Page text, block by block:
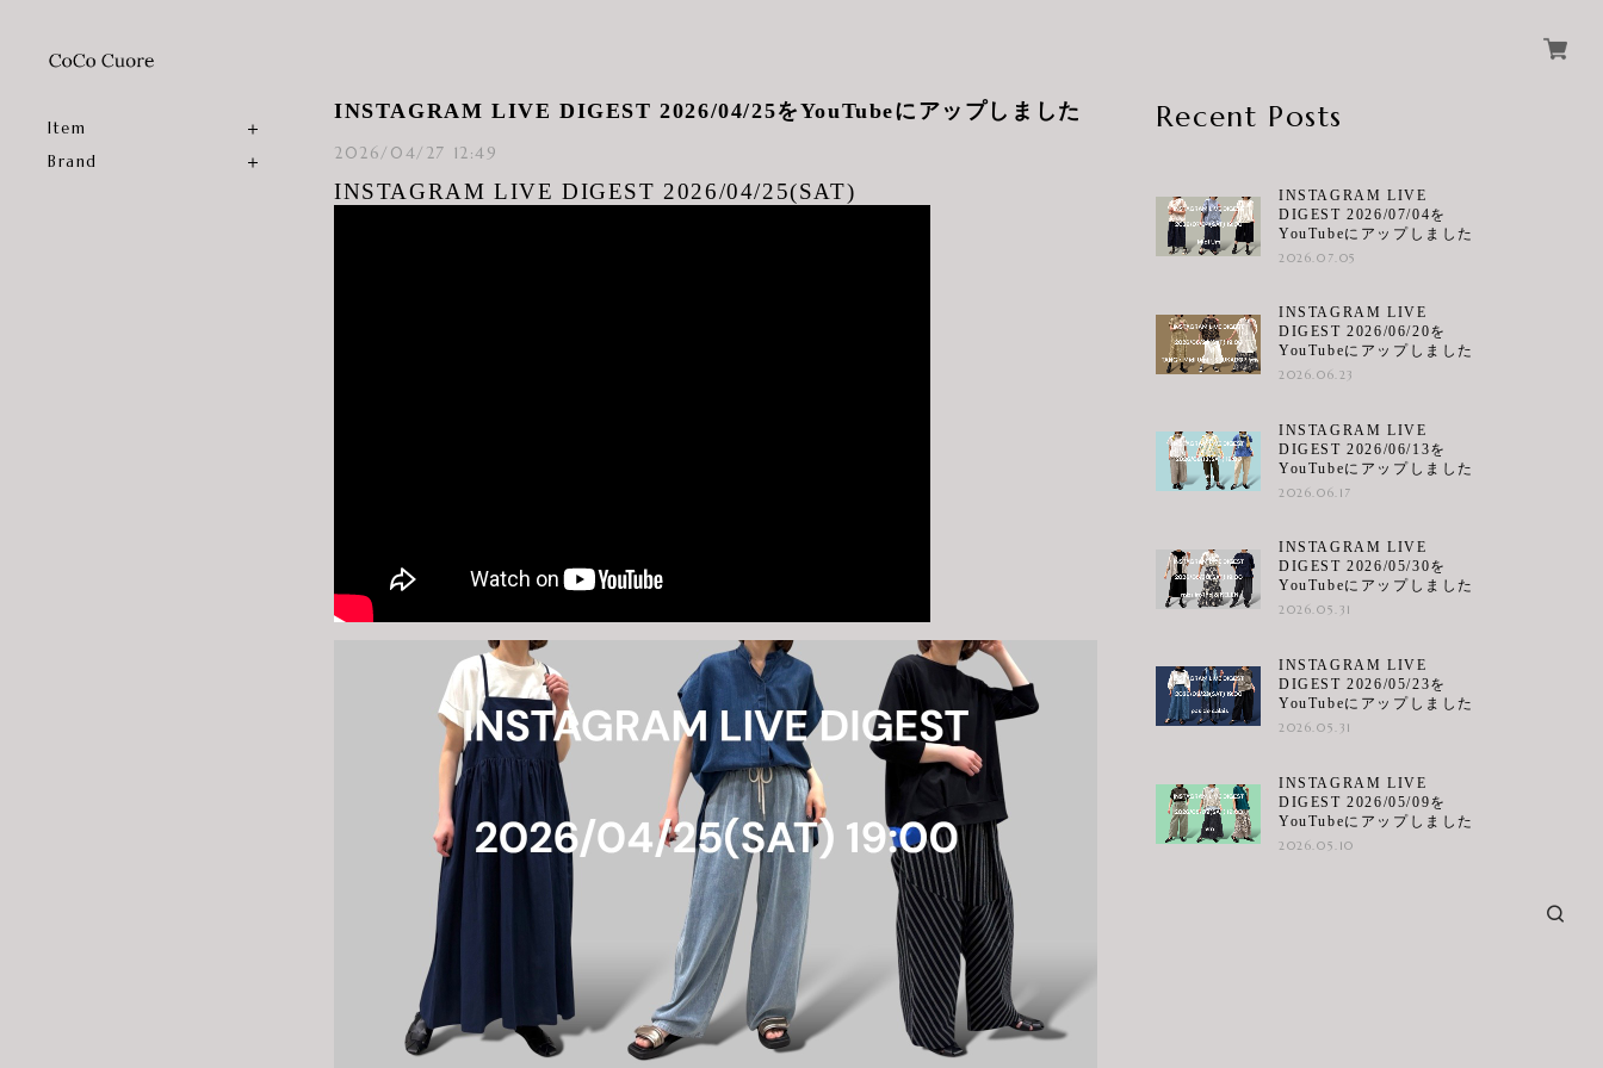
Item
Brand
INSTAGRAM LIVE DIGEST 2026/04/25をYouTubeにアップしました
2026/04/27 12:49
INSTAGRAM LIVE DIGEST 2026/04/25(SAT)
Recent Posts
INSTAGRAM LIVE
DIGEST 2026/07/04を
YouTubeにアップしました
2026.07.05
INSTAGRAM LIVE
DIGEST 2026/06/20を
YouTubeにアップしました
2026.06.23
INSTAGRAM LIVE
DIGEST 2026/06/13を
YouTubeにアップしました
2026.06.17
INSTAGRAM LIVE
DIGEST 2026/05/30を
YouTubeにアップしました
2026.05.31
INSTAGRAM LIVE
DIGEST 2026/05/23を
YouTubeにアップしました
2026.05.31
INSTAGRAM LIVE
DIGEST 2026/05/09を
YouTubeにアップしました
2026.05.10